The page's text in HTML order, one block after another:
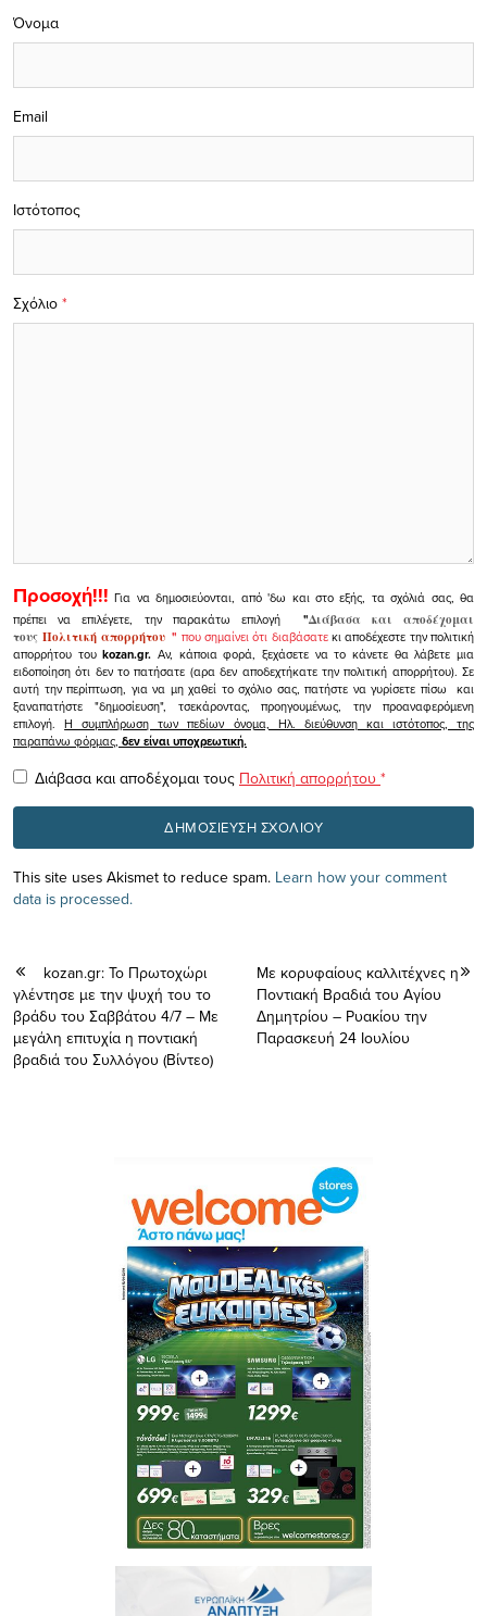
Σχόλιο *
Όνομα
Email
Ιστότοπος
Προσοχή!!! Για να δημοσιεύονται, από 'δω και στο εξής, τα σχόλιά σας, θα
πρέπει να επιλέγετε, την παρακάτω επιλογή
"Διάβασα και αποδέχομαι
τουςΠολιτική απορρήτου" που σημαίνει ότι διαβάσατεκι αποδέχεστε την πολιτική
απορρήτου τουkozan.gr. Αν, κάποια φορά, ξεχάσετε να το κάνετε θα λάβετε μια
ειδοποίηση ότι δεν το πατήσατε (αρα δεν αποδεχτήκατε την πολιτική απορρήτου). Σε
αυτή την περίπτωση, για να μη χαθεί το σχόλιο σας, πατήστε να γυρίσετε πίσω και
ξαναπατήστε "δημοσίευση", τσεκάροντας, προηγουμένως, την προαναφερόμενη
επιλογή.Η συμπλήρωση των πεδίων όνομα, Ηλ. διεύθυνση και ιστότοπος, της
παραπάνω φόρμας, δεν είναι υποχρεωτική.
Διάβασα και αποδέχομαι τους Πολιτική απορρήτου *
This site uses Akismet to reduce spam. Learn how your comment
data is processed.
kozan.gr: Το Πρωτοχώρι
γλέντησε με την ψυχή του το
βράδυ του Σαββάτου 4/7 – Με
μεγάλη επιτυχία η ποντιακή
βραδιά του Συλλόγου (Βίντεο)
Με κορυφαίους καλλιτέχνες η
Ποντιακή Βραδιά του Αγίου
Δημητρίου – Ρυακίου την
Παρασκευή 24 Ιουλίου